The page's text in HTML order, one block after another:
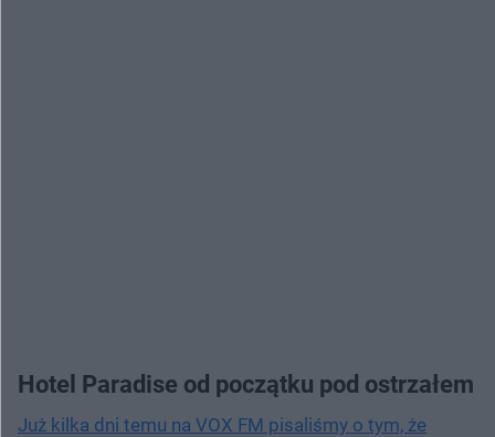
Hotel Paradise od początku pod ostrzałem
Już kilka dni temu na VOX FM pisaliśmy o tym, że